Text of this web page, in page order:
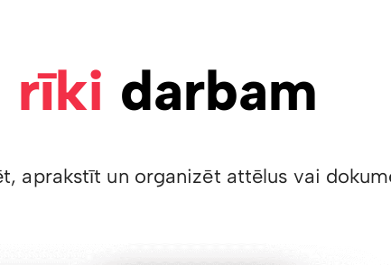
rīki darbam
aprakstīt un organizēt attēlus vai